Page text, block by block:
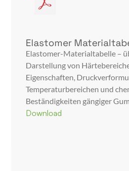
Elastomer
Elastomer-Materialtabelle –
Darstellung von
Eigenschaften,
Temperaturbereichen und
Beständigkeiten gängiger
Download